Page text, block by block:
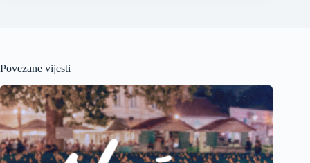
Povezane vijesti